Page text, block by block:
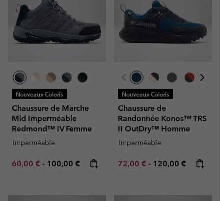
Nouveaux Coloris
Chaussure de Marche
Mid Imperméable
Redmond™ IV Femme
Imperméable
Minimum sale price:
60,00 € - Maximum price:
100,00 €
Nouveaux Coloris
Chaussure de
Randonnée Konos™ TRS
II OutDry™ Homme
Imperméable
Minimum sale price:
72,00 € - Maximum price:
120,00 €